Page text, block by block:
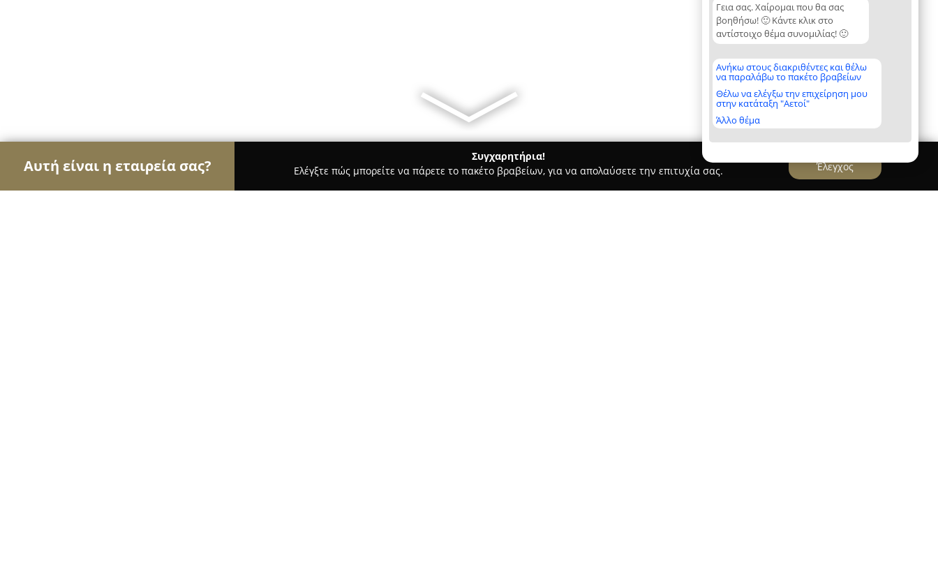
Γεια σας. Χαίρομαι που θα σας
βοηθήσω! 🙂 Κάντε κλικ στο
αντίστοιχο θέμα συνομιλίας! 🙂
Ανήκω στους διακριθέντες και θέλω
να παραλάβω το πακέτο βραβείων
Θέλω να ελέγξω την επιχείρηση μου
στην κατάταξη "Αετοί"
Άλλο θέμα
Αυτή είναι η εταιρεία σας?
Συγχαρητήρια!
Ελέγξτε πώς μπορείτε να πάρετε το πακέτο βραβείων, για να απολαύσετε την επιτυχία σας.
Έλεγχος